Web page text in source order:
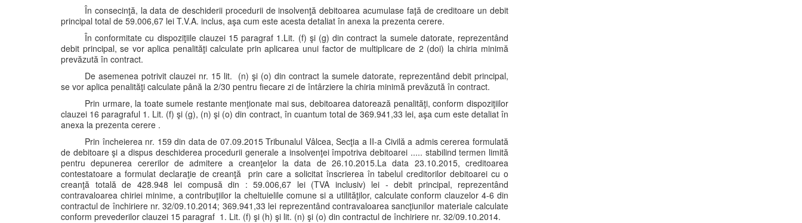
În consecinţă, la data de deschiderii procedurii de insolvenţă debitoarea acumulase faţă de creditoare un debit
principal total de 59.006,67 lei T.V.A. inclus, aşa cum este acesta detaliat în anexa la prezenta cerere.
În conformitate cu dispoziţiile clauzei 15 paragraf 1.Lit. (f) şi (g) din contract la sumele datorate, reprezentând
debit principal, se vor aplica penalităţi calculate prin aplicarea unui factor de multiplicare de 2 (doi) la chiria minimă
prevăzută în contract.
De asemenea potrivit clauzei nr. 15 lit. (n) şi (o) din contract la sumele datorate, reprezentând debit principal,
se vor aplica penalităţi calculate până la 2/30 pentru fiecare zi de întârziere la chiria minimă prevăzută în contract.
Prin urmare, la toate sumele restante menţionate mai sus, debitoarea datorează penalităţi, conform dispoziţiilor
clauzei 16 paragraful 1. Lit. (f) şi (g), (n) şi (o) din contract, în cuantum total de 369.941,33 lei, aşa cum este detaliat în
anexa la prezenta cerere .
Prin încheierea nr. 159 din data de 07.09.2015 Tribunalul Vâlcea, Secţia a II-a Civilă a admis cererea formulată
de debitoare şi a dispus deschiderea procedurii generale a insolvenţei împotriva debitoarei ..... stabilind termen limită
pentru depunerea cererilor de admitere a creanţelor la data de 26.10.2015.La data 23.10.2015, creditoarea
contestatoare a formulat declaraţie de creanţă prin care a solicitat înscrierea în tabelul creditorilor debitoarei cu o
creanţă totală de 428.948 lei compusă din : 59.006,67 lei (TVA inclusiv) lei - debit principal, reprezentând
contravaloarea chiriei minime, a contribuţiilor la cheltuielile comune si a utilităţilor, calculate conform clauzelor 4-6 din
contractul de închiriere nr. 32/09.10.2014; 369.941,33 lei reprezentând contravaloarea sancţiunilor materiale calculate
conform prevederilor clauzei 15 paragraf 1. Lit. (f) şi (h) şi lit. (n) şi (o) din contractul de închiriere nr. 32/09.10.2014.